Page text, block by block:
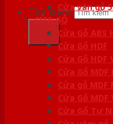
Tìm kiếm:Cửa vân gỗ
CỬA GỖ
Cửa Gỗ ABS
Cửa Gỗ HDF
Cửa Gỗ HDF
Cửa Gỗ
Cửa gỗ MDF
Cửa Gỗ MDF
Cửa Gỗ Tự